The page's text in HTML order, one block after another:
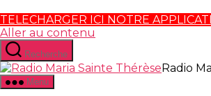
TELECHARGER ICI NOTRE
Aller au contenu
Recherche
Radio
Menu